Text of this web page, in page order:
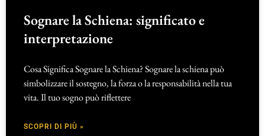
Sognare la Schiena: significato e
interpretazione
Cosa Significa Sognare la Schiena? Sognare la schiena può
simbolizzare il sostegno, la forza o la responsabilità nella tua
vita. Il tuo sogno può riflettere
SCOPRI DI PIÙ »